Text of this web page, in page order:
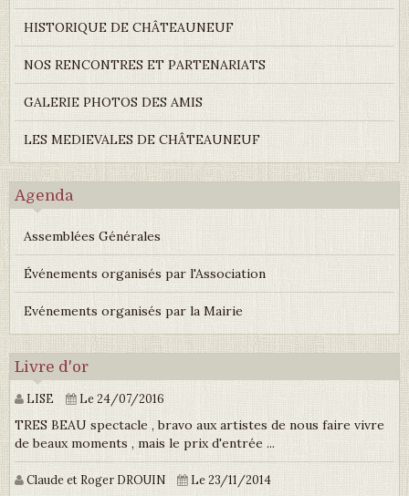
HISTORIQUE DE CHÂTEAUNEUF
NOS RENCONTRES ET PARTENARIATS
GALERIE PHOTOS DES AMIS
LES MEDIEVALES DE CHÂTEAUNEUF
Agenda
Assemblées Générales
Événements organisés par l'Association
Evénements organisés par la Mairie
Livre d'or
LISE Le 24/07/2016
TRES BEAU spectacle , bravo aux artistes de nous faire vivre
de beaux moments , mais le prix d'entrée ...
Claude et Roger DROUIN Le 23/11/2014